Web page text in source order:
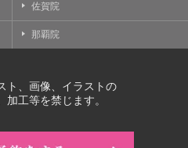
佐賀院
那覇院
ト、画像、イラストの
加工等を禁じます。